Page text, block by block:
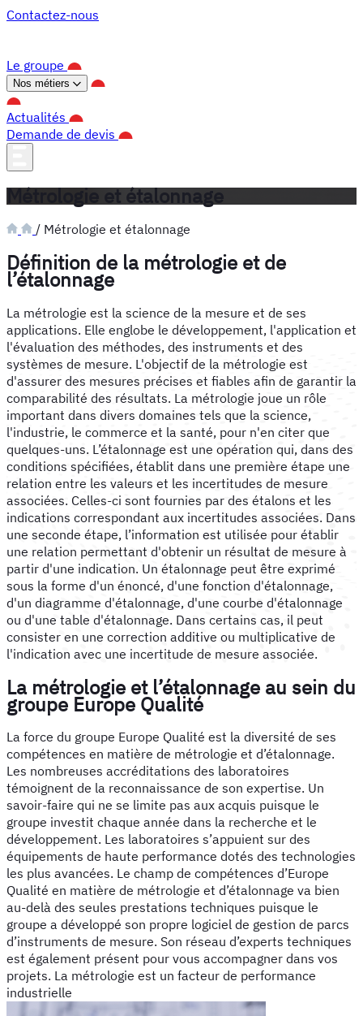
Contactez-nous
Le groupe
Nos métiers
Actualités
Demande de devis
Métrologie et étalonnage
/ Métrologie et étalonnage
Définition de la métrologie et de
l’étalonnage
La métrologie est la science de la mesure et de ses
applications. Elle englobe le développement, l'application et
l'évaluation des méthodes, des instruments et des
systèmes de mesure. L'objectif de la métrologie est
d'assurer des mesures précises et fiables afin de garantir la
comparabilité des résultats. La métrologie joue un rôle
important dans divers domaines tels que la science,
l'industrie, le commerce et la santé, pour n'en citer que
quelques-uns. L’étalonnage est une opération qui, dans des
conditions spécifiées, établit dans une première étape une
relation entre les valeurs et les incertitudes de mesure
associées. Celles-ci sont fournies par des étalons et les
indications correspondant aux incertitudes associées. Dans
une seconde étape, l’information est utilisée pour établir
une relation permettant d'obtenir un résultat de mesure à
partir d'une indication. Un étalonnage peut être exprimé
sous la forme d'un énoncé, d'une fonction d'étalonnage,
d'un diagramme d'étalonnage, d'une courbe d'étalonnage
ou d'une table d'étalonnage. Dans certains cas, il peut
consister en une correction additive ou multiplicative de
l'indication avec une incertitude de mesure associée.
La métrologie et l’étalonnage au sein du
groupe Europe Qualité
La force du groupe Europe Qualité est la diversité de ses
compétences en matière de métrologie et d’étalonnage.
Les nombreuses accréditations des laboratoires
témoignent de la reconnaissance de son expertise. Un
savoir-faire qui ne se limite pas aux acquis puisque le
groupe investit chaque année dans la recherche et le
développement. Les laboratoires s’appuient sur des
équipements de haute performance dotés des technologies
les plus avancées. Le champ de compétences d’Europe
Qualité en matière de métrologie et d’étalonnage va bien
au-delà des seules prestations techniques puisque le
groupe a développé son propre logiciel de gestion de parcs
d’instruments de mesure. Son réseau d’experts techniques
est également présent pour vous accompagner dans vos
projets. La métrologie est un facteur de performance
industrielle
Panneau de gestion des cookies